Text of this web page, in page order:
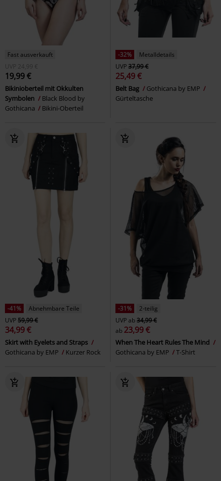
Fast ausverkauft
UVP
24,99 €
19,99 €
Bikinioberteil mit Okkulten
Symbolen
Black Blood by
Gothicana
Bikini-Oberteil
-32%
Metalldetails
UVP37,99 €
25,49 €
Belt Bag
Gothicana by EMP
Gürteltasche
-41%
Abnehmbare Teile
UVP59,99 €
34,99 €
Skirt with Eyelets and Straps
Gothicana by EMP
Kurzer Rock
-31%
2-teilig
UVPab34,99 €
ab 23,99 €
When The Heart Rules The Mind
Gothicana by EMP
T-Shirt